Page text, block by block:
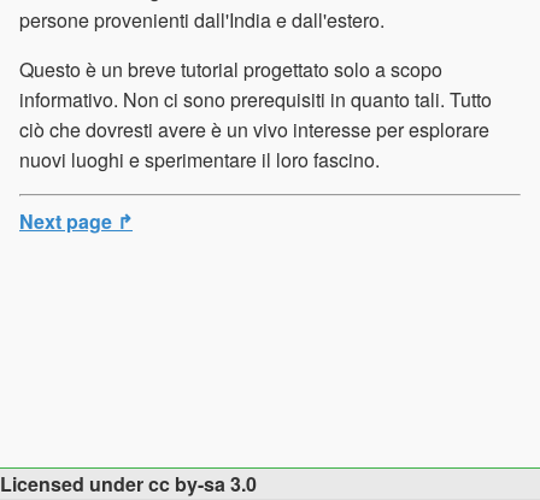
persone provenienti dall'India e dall'estero.
Questo è un breve tutorial progettato solo a scopo
informativo. Non ci sono prerequisiti in quanto tali. Tutto
ciò che dovresti avere è un vivo interesse per esplorare
nuovi luoghi e sperimentare il loro fascino.
Next page ↱
Licensed under cc by-sa 3.0